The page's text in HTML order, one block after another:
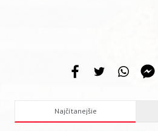
Najčítanejšie